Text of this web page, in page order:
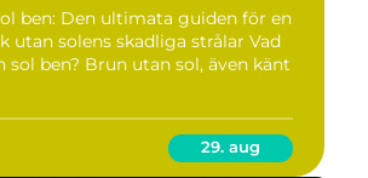
ben: Den ultimata guiden för en
utan solens skadliga strålar Vad
sol ben? Brun utan sol, även känt
29. aug